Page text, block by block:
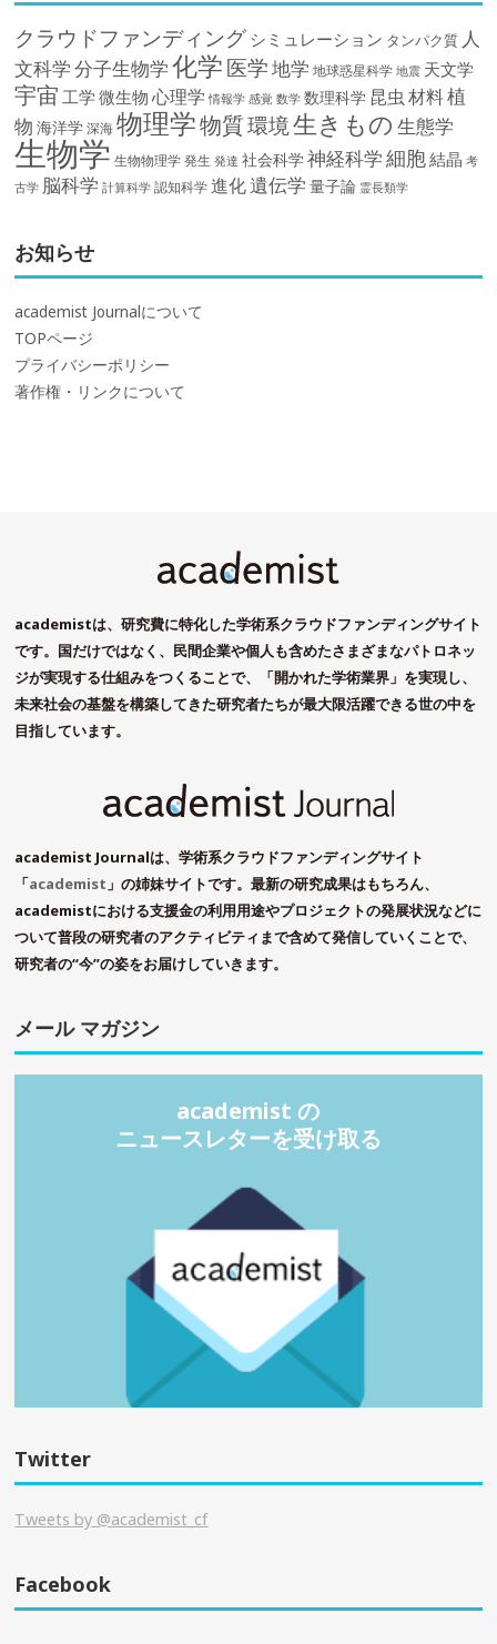
クラウドファンディングシミュレーション タンパク質 人
文科学分子生物学化学医学地学 地球惑星科学 地震 天文学
宇宙 工学 微生物 心理学 情報学 感覚 数学 数理科学 昆虫 材料植
物 海洋学 深海 物理学物質環境生きもの 生態学
生物学 生物物理学 発生 発達 社会科学神経科学細胞結晶 考
古学 脳科学 計算科学 認知科学 進化遺伝学 量子論 霊長類学
お知らせ
academist Journalについて
TOPページ
プライバシーポリシー
著作権・リンクについて
academistは、研究費に特化した学術系クラウドファンディングサイト
です。国だけではなく、民間企業や個人も含めたさまざまなパトロネッ
ジが実現する仕組みをつくることで、「開かれた学術業界」を実現し、
未来社会の基盤を構築してきた研究者たちが最大限活躍できる世の中を
目指しています。
academist Journalは、学術系クラウドファンディングサイト
「academist 」の姉妹サイトです。最新の研究成果はもちろん、
academistにおける支援金の利用用途やプロジェクトの発展状況などに
ついて普段の研究者のアクティビティまで含めて発信していくことで、
研究者の“今”の姿をお届けしていきます。
メール マガジン
academist の
ニュースレターを受け取る
Twitter
Tweets by @academist_cf
Facebook